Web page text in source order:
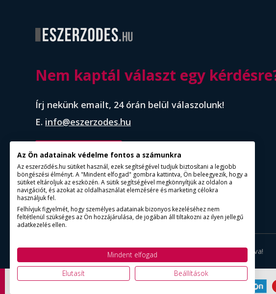
Nem kaptál választ egy
Írj nekünk emailt, 24 órán belül válaszolunk!
E. info@eszerzodes.hu
időpontfoglalás
© Copyright 2015 - 2025. ESZERZODES.HU | Minden jog fentartva!
Az Ön adatainak védelme fontos a számunkra
Az eszerződés.hu sütiket használ, ezek segítségével tudjuk biztosítani a legjobb
böngészési élményt. A "Mindent elfogad" gombra kattintva, Ön beleegyezik, hogy a
sütiket eltároljuk az eszközén. A sütik segítségével megkönnyítjük az oldalon a
navigációt, és azokat az oldalhasználat elemzésére és marketing célokra
használjuk fel.
Felhívjuk figyelmét, hogy személyes adatainak bizonyos kezeléséhez nem
feltétlenül szükséges az Ön hozzájárulása, de jogában áll tiltakozni az ilyen jellegű
adatkezelés ellen.
Mindent elfogad
Elutasít
Beállítások